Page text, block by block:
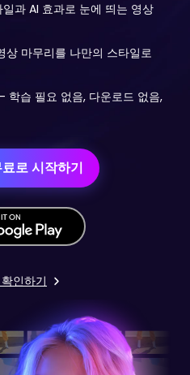
과 AI 효과로 눈에 띄는 영상
상 마무리를 나만의 스타일로
학습 필요 없음, 다운로드 없음,
로 시작하기
인하기